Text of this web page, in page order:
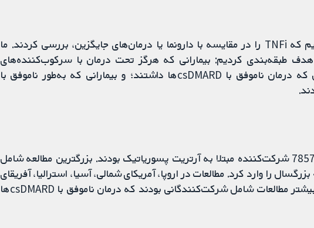
ما برای یافتن مطالعاتی جست‌وجو کردیم که TNFi را در مقایسه با دارونما یا درمان‌های جایگزین، بررسی ‌کردند. ما
طبقه‌بندی کردیم: بیمارانی که هرگز تحت درمان با سرکوب‌کننده‌های
سیستم ایمنی قرار نداشتند؛ بیمارانی که درمان ناموفق با csDMARDها داشتند؛ و بیمارانی که به‌طور ناموفق با
ما 25 مطالعه را پیدا کردیم که شامل 7857 شرکت‌کننده مبتلا به آرتریت پسوریاتیک بودند. بزرگترین مطالعه شامل
1282 بزرگسال و کوچکترین مطالعه 47 بزرگسال را وارد کرد. مطالعات در اروپا، آمریکای شمالی، آسیا، استرالیا، آفریقای
جنوبی، و آمریکای جنوبی انجام شدند. بیشتر مطالعات شامل شرکت‌کنندگانی بودند که درمان ناموفق با csDMARDها